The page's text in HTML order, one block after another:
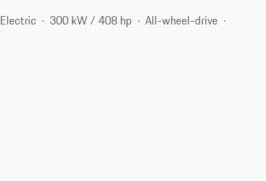
Electric 300 kW / 408 hp
All-wheel-drive